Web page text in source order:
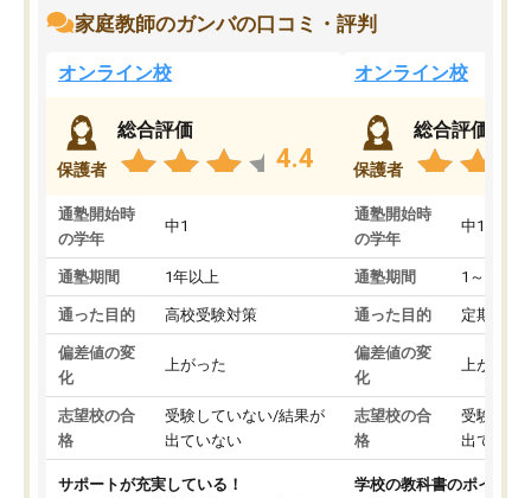
家庭教師のガンバの口コミ・評判
オンライン校
保護者
総合評価
4.4
通塾開始時
の学年
中1
通塾期間 1年以上
通った目的 高校受験対策
偏差値の変
化
上がった
志望校の合
格
受験していない/結果が
出ていない
サポートが充実している！
オンライン校
保護者
総合評価
通塾開始時
の学年
中1
通塾期間 1～3ヵ月
通った目的 定期テス
偏差値の変
化
上がった
志望校の合
格
受験して
出ていな
学校の教科書のポイント